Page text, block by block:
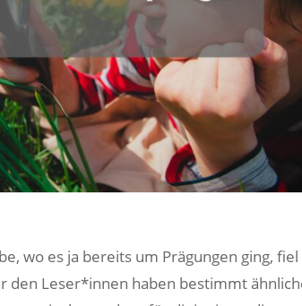
wo es ja bereits um Prägungen ging,
den Leser*innen haben bestimmt